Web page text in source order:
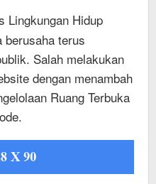
Lingkungan Hidup
berusaha terus
Salah melakukan
dengan menambah
Ruang Terbuka